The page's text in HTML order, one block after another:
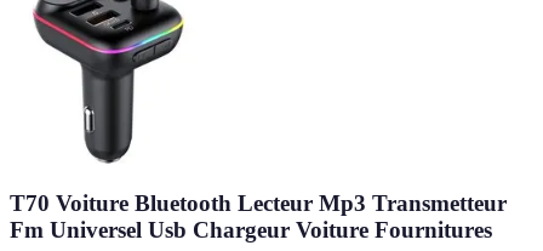
T70 Voiture Bluetooth Lecteur Mp3 Transmetteur
Fm Universel Usb Chargeur Voiture Fournitures